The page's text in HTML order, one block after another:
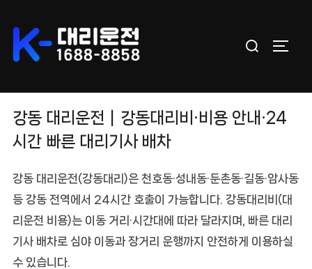
content
Search
강동 대리운전｜강동대리비·비용 안내·24
시간 빠른 대리기사 배차
강동 대리운전(강동대리)은 천호동·성내동·둔촌동·길동·암사동
등 강동 전역에서 24시간 호출이 가능합니다. 강동대리비(대
리운전 비용)는 이동 거리·시간대 에 따라 달라지며, 빠른 대리
기사 배차로 심야 이동과 장거리 운행까지 안전하게 이용하실
수 있습니다.